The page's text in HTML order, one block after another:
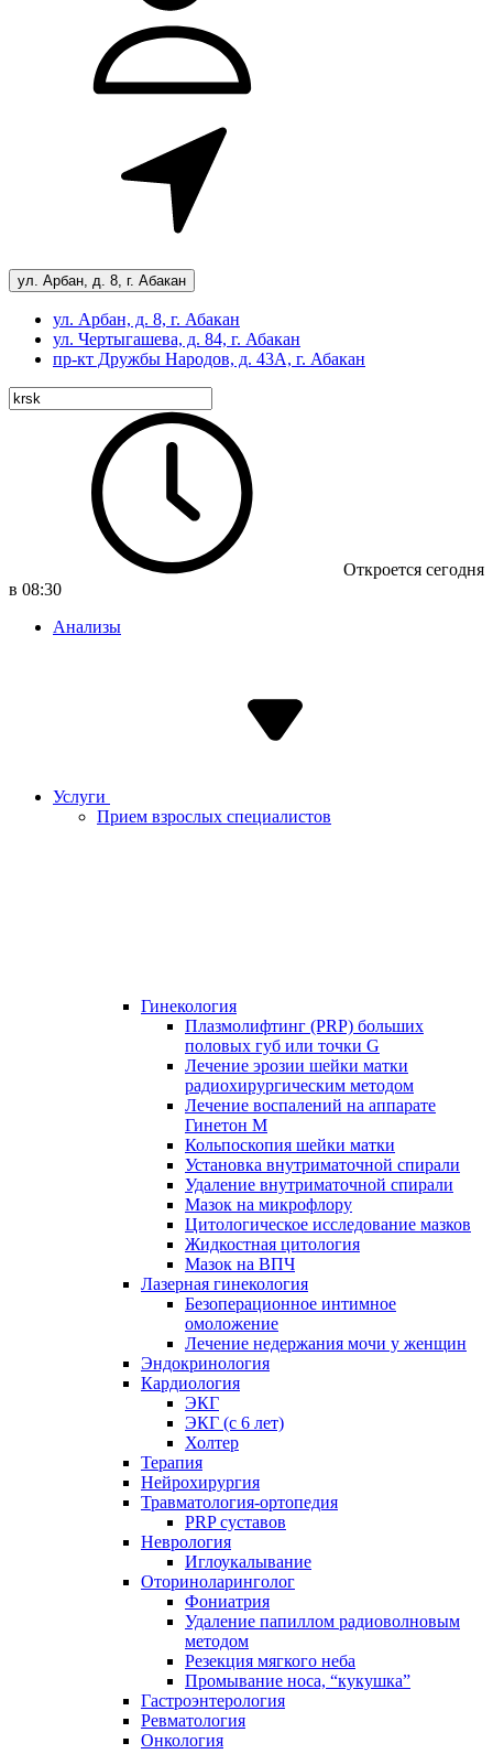
ул. Арбан, д. 8, г. Абакан
ул. Арбан, д. 8, г. Абакан
ул. Чертыгашева, д. 84, г. Абакан
пр-кт Дружбы Народов, д. 43А, г. Абакан
Откроется сегодня
в 08:30
Анализы
Услуги
Прием взрослых специалистов
Гинекология
Плазмолифтинг (PRP) больших
половых губ или точки G
Лечение эрозии шейки матки
радиохирургическим методом
Лечение воспалений на аппарате
Гинетон М
Кольпоскопия шейки матки
Установка внутриматочной спирали
Удаление внутриматочной спирали
Мазок на микрофлору
Цитологическое исследование мазков
Жидкостная цитология
Мазок на ВПЧ
Лазерная гинекология
Безоперационное интимное
омоложение
Лечение недержания мочи у женщин
Эндокринология
Кардиология
ЭКГ
ЭКГ (с 6 лет)
Холтер
Терапия
Нейрохирургия
Травматология-ортопедия
PRP суставов
Неврология
Иглоукалывание
Оториноларинголог
Фониатрия
Удаление папиллом радиоволновым
методом
Резекция мягкого неба
Промывание носа, “кукушка”
Гастроэнтерология
Ревматология
Онкология